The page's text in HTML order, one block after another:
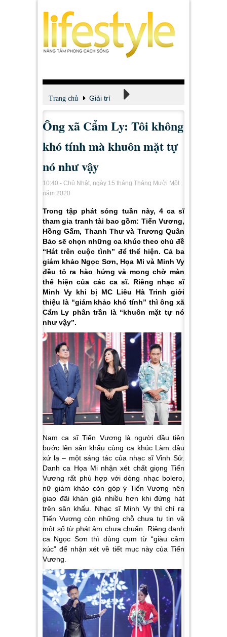
Trang chủ Giải trí
Xem - Nghe - Đọc
Ông xã Cẩm Ly: Tôi không
khó tính mà khuôn mặt tự
nó như vậy
10:40 - Chủ Nhật, ngày 15 tháng Tháng Mười Một
năm 2020
Trong tập phát sóng tuần này, 4 ca sĩ
tham gia tranh tài bao gồm: Tiến Vương,
Hồng Gấm, Thanh Thư và Trương Quân
Bảo sẽ chọn những ca khúc theo chủ đề
“Hát trên cuộc tình” để thể hiện. Cả ba
giám khảo Ngọc Sơn, Họa Mi và Minh Vy
đều tỏ ra hào hứng và mong chờ màn
thể hiện của các ca sĩ. Riêng nhạc sĩ
Minh Vy khi bị MC Liêu Hà Trinh giới
thiệu là “giám khảo khó tính” thì ông xã
Cẩm Ly phân trần là “khuôn mặt tự nó
như vậy”.
Nam ca sĩ Tiến Vương là người đầu tiên
bước lên sân khấu cùng ca khúc Làm dâu
xứ lạ – một sáng tác của nhạc sĩ Vinh Sử.
Danh ca Họa Mi nhận xét chất giọng Tiến
Vương rất phù hợp với dòng nhạc bolero,
nữ giám khảo còn góp ý Tiến Vương nên
giao đãi khán giả nhiều hơn khi đứng hát
trên sân khấu. Nhạc sĩ Minh Vy thì chỉ ra
Tiến Vương còn những chỗ chưa tự tin và
một số từ phát âm chưa chuẩn. Riêng danh
ca Ngọc Sơn thì dùng cụm từ “giàu cảm
xúc” để nhận xét về tiết mục này của Tiến
Vương.